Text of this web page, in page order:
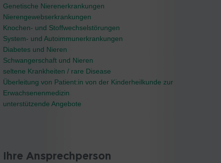
Genetische Nierenerkrankungen
Nierengewebserkrankungen
Knochen- und Stoffwechselstörungen
System- und Autoimmunerkrankungen
Diabetes und Nieren
Schwangerschaft und Nieren
seltene Krankheiten / rare Disease
Überleitung von Patient:in von der Kinderheilkunde zur
Erwachsenenmedizin
unterstützende Angebote
Ihre Ansprechperson